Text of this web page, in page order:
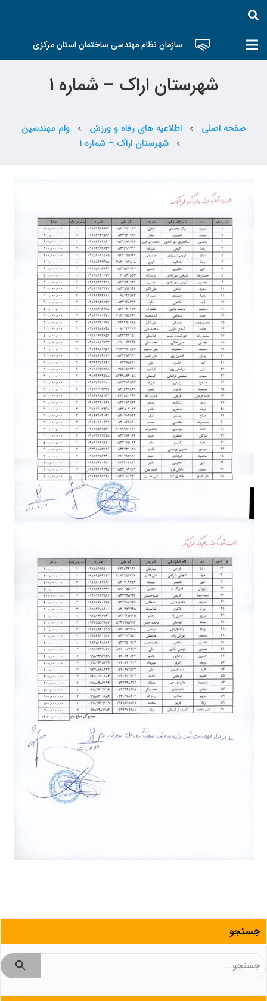
سازمان نظام مهندسی ساختمان استان مرکزی
شهرستان اراک – شماره ۱
صفحه اصلی chevron_left اطلاعیه های رفاه و ورزش chevron_left وام مهندسین
chevron_left شهرستان اراک – شماره ۱
جستجو
جستجو